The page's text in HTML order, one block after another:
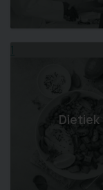
1
Dietiek